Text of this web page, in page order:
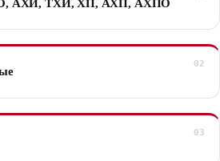
АХИ, ТХИ, ХП, АХП, АХПО